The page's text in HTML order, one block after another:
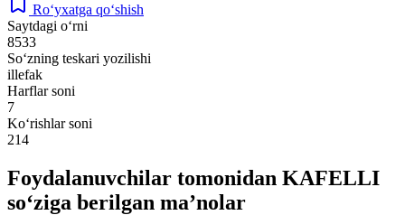
Ro‘yxatga qo‘shish
Saytdagi o‘rni
8533
So‘zning teskari yozilishi
illefak
Harflar soni
7
Ko‘rishlar soni
214
Foydalanuvchilar tomonidan KAFELLI
so‘ziga berilgan ma’nolar